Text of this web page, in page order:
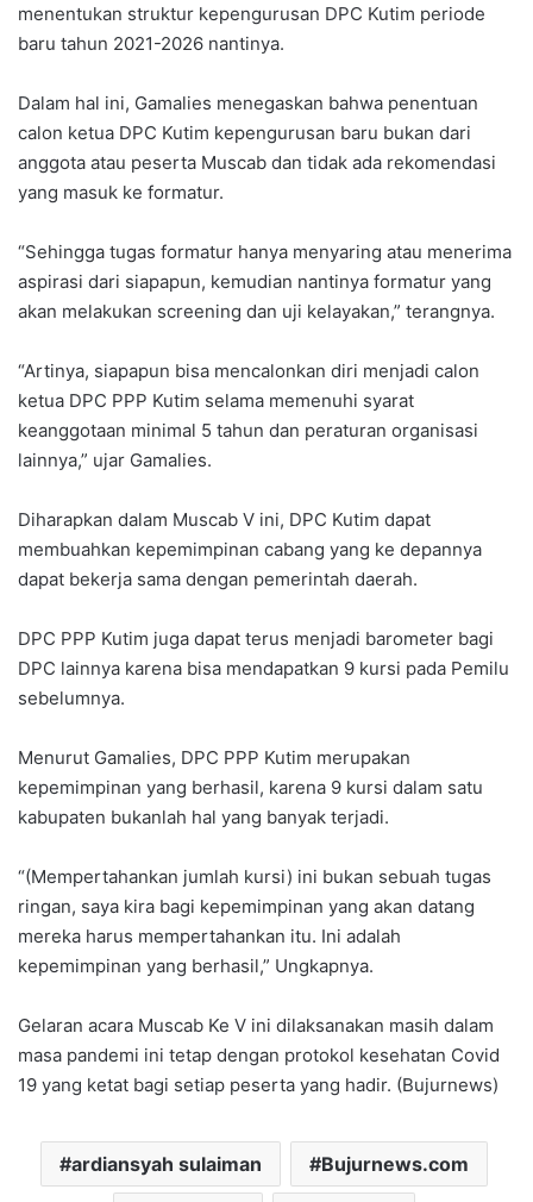
menentukan struktur kepengurusan DPC Kutim periode
baru tahun 2021-2026 nantinya.
Dalam hal ini, Gamalies menegaskan bahwa penentuan
calon ketua DPC Kutim kepengurusan baru bukan dari
anggota atau peserta Muscab dan tidak ada rekomendasi
yang masuk ke formatur.
“Sehingga tugas formatur hanya menyaring atau menerima
aspirasi dari siapapun, kemudian nantinya formatur yang
akan melakukan screening dan uji kelayakan,” terangnya.
“Artinya, siapapun bisa mencalonkan diri menjadi calon
ketua DPC PPP Kutim selama memenuhi syarat
keanggotaan minimal 5 tahun dan peraturan organisasi
lainnya,” ujar Gamalies.
Diharapkan dalam Muscab V ini, DPC Kutim dapat
membuahkan kepemimpinan cabang yang ke depannya
dapat bekerja sama dengan pemerintah daerah.
DPC PPP Kutim juga dapat terus menjadi barometer bagi
DPC lainnya karena bisa mendapatkan 9 kursi pada Pemilu
sebelumnya.
Menurut Gamalies, DPC PPP Kutim merupakan
kepemimpinan yang berhasil, karena 9 kursi dalam satu
kabupaten bukanlah hal yang banyak terjadi.
“(Mempertahankan jumlah kursi) ini bukan sebuah tugas
ringan, saya kira bagi kepemimpinan yang akan datang
mereka harus mempertahankan itu. Ini adalah
kepemimpinan yang berhasil,” Ungkapnya.
Gelaran acara Muscab Ke V ini dilaksanakan masih dalam
masa pandemi ini tetap dengan protokol kesehatan Covid
19 yang ketat bagi setiap peserta yang hadir. (Bujurnews)
ardiansyah sulaiman Bujurnews.com